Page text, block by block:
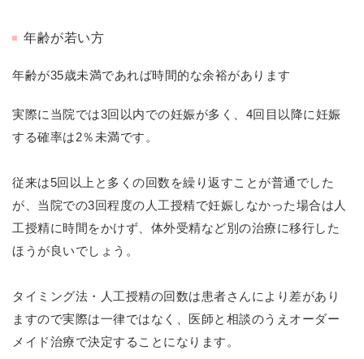
年齢が若い方
年齢が35歳未満であれば時間的な余裕があります
実際に当院では3回以内での妊娠が多く、4回目以降に妊娠
する確率は2％未満です。
従来は5回以上と多くの回数を繰り返すことが普通でした
が、当院での3回程度の人工授精で妊娠しなかった場合は人
工授精に時間をかけず、体外受精など別の治療に移行した
ほうが良いでしょう。
タイミング法・人工授精の回数は患者さんにより差があり
ますので実際は一律ではなく、医師と相談のうえオーダー
メイド治療で決定することになります。